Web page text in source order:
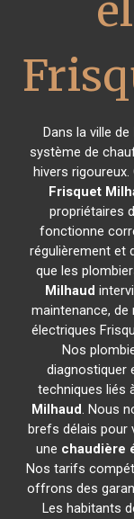
Dans la ville de
système de
hivers
Frisquet
propriétaires
fonctionne
régulièrement et
que les
Milhaud
maintenance,
électriques
Nos
diagnostiquer
techniques liés
Milhaud. Nous
brefs délais pour
une chaudière
Nos tarifs
offrons des
Les habitants